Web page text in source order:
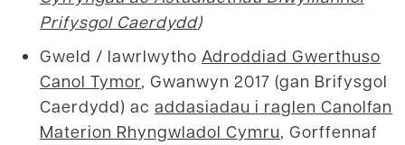
Prifysgol Caerdydd)
Gweld / lawrlwytho Adroddiad Gwerthuso
Canol Tymor, Gwanwyn 2017 (gan Brifysgol
Caerdydd) ac addasiadau i raglen Canolfan
Materion Rhyngwladol Cymru, Gorffennaf